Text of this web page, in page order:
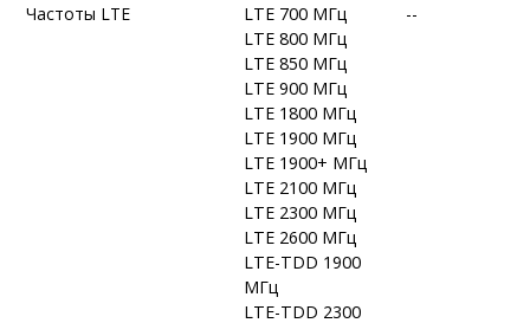
Частоты LTE
LTE 700 МГц
LTE 800 МГц
LTE 850 МГц
LTE 900 МГц
LTE 1800 МГц
LTE 1900 МГц
LTE 1900+ МГц
LTE 2100 МГц
LTE 2300 МГц
LTE 2600 МГц
LTE-TDD 1900
МГц
LTE-TDD 2300
--